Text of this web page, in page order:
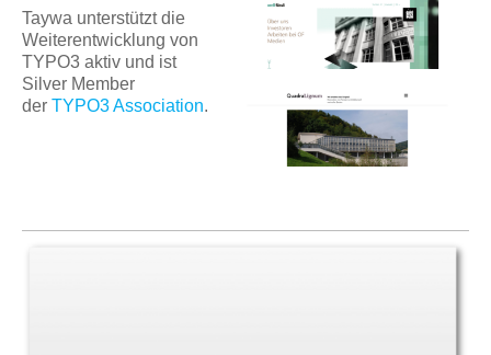
Taywa unterstützt die
Weiterentwicklung von
TYPO3 aktiv und ist
Silver Member
der TYPO3 Association.